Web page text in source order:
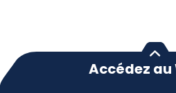
Accédez au